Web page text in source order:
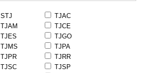
STJ
TJAC
TJAM
TJCE
TJES
TJGO
TJMS
TJPA
TJPR
TJRR
TJSC
TJSP